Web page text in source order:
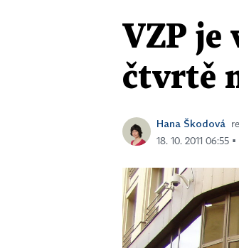
VZP
čtvrtě
Hana Škodová
18. 10. 2011 06:55